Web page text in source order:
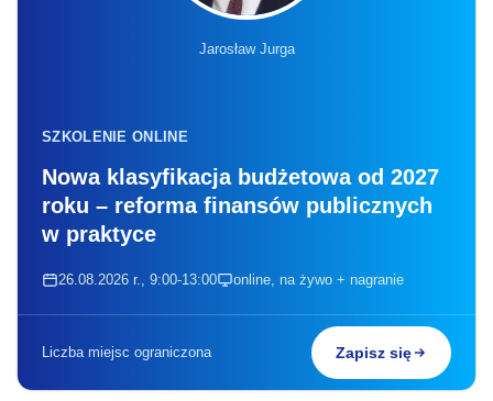
Jarosław Jurga
SZKOLENIE ONLINE
Nowa klasyfikacja budżetowa od 2027
roku – reforma finansów publicznych
w praktyce
26.08.2026 r., 9:00-13:00 online, na żywo + nagranie
Liczba miejsc ograniczona Zapisz się